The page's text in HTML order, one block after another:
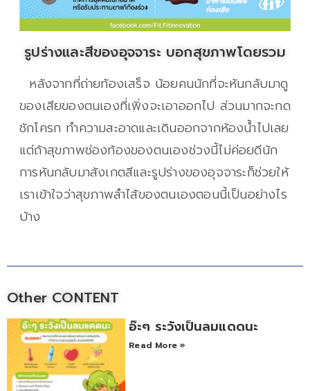
รูปร่างและสีของอุจจาระ บอกสุขภาพโดยรวม
หลังจากที่ถ่ายท้องเสร็จ น้อยคนนักที่จะหันกลับมาดู
ของเสียของตนเองที่เพิ่งจะเอาออกไป ส่วนมากจะกด
ชักโครก ทำความสะอาดและเดินออกจากห้องน้ำไปเลย
แต่ถ้าสุขภาพช่องท้องของตนเองช่วงนี้ไม่ค่อยดีนัก
การหันกลับมาสังเกตสีและรูปร่างของอุจจาระก็ช่วยให้
เราเข้าใจว่าสุขภาพลำไส้ของตนเองตอนนี้เป็นอย่างไร
บ้าง
Other CONTENT
อ๊ะๆ ระวังเป็นลมแดดนะ
Read More »